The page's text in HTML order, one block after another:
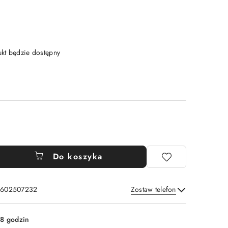
będzie dostępny
Do koszyka
Zostaw telefon
Wyślij
godzin